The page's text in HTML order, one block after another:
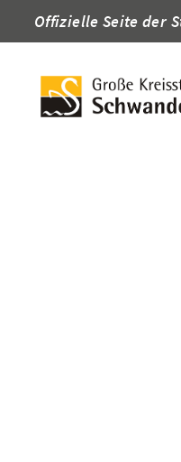
Offizielle Seite der